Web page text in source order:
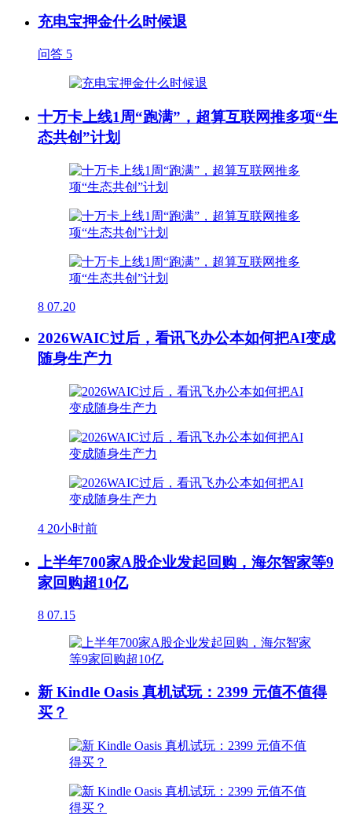
充电宝押金什么时候退
问答 5
十万卡上线1周“跑满”，超算互联网推多项“生
态共创”计划
8 07.20
2026WAIC过后，看讯飞办公本如何把AI变成
随身生产力
4 20小时前
上半年700家A股企业发起回购，海尔智家等9
家回购超10亿
8 07.15
新 Kindle Oasis 真机试玩：2399 元值不值得
买？